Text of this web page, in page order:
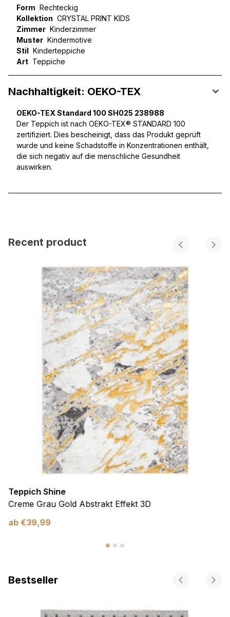
Form Rechteckig
Kollektion CRYSTAL PRINT KIDS
Zimmer Kinderzimmer
Muster Kindermotive
Stil Kinderteppiche
Art Teppiche
Nachhaltigkeit: OEKO-TEX
OEKO-TEX Standard 100 SH025 238988
Der Teppich ist nach OEKO-TEX® STANDARD 100
zertifiziert. Dies bescheinigt, dass das Produkt geprüft
wurde und keine Schadstoffe in Konzentrationen enthält,
die sich negativ auf die menschliche Gesundheit
auswirken.
Recent product
Teppich Shine
Creme Grau Gold Abstrakt Effekt 3D
ab €39,99
Bestseller